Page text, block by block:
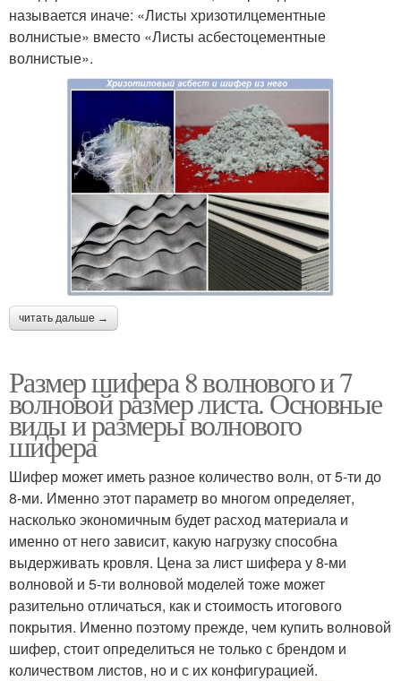
называется иначе: «Листы хризотилцементные
волнистые» вместо «Листы асбестоцементные
волнистые».
читать дальше →
Размер шифера 8 волнового и 7
волновой размер листа. Основные
виды и размеры волнового
шифера
Шифер может иметь разное количество волн, от 5-ти до
8-ми. Именно этот параметр во многом определяет,
насколько экономичным будет расход материала и
именно от него зависит, какую нагрузку способна
выдерживать кровля. Цена за лист шифера у 8-ми
волновой и 5-ти волновой моделей тоже может
разительно отличаться, как и стоимость итогового
покрытия. Именно поэтому прежде, чем купить волновой
шифер, стоит определиться не только с брендом и
количеством листов, но и с их конфигурацией.